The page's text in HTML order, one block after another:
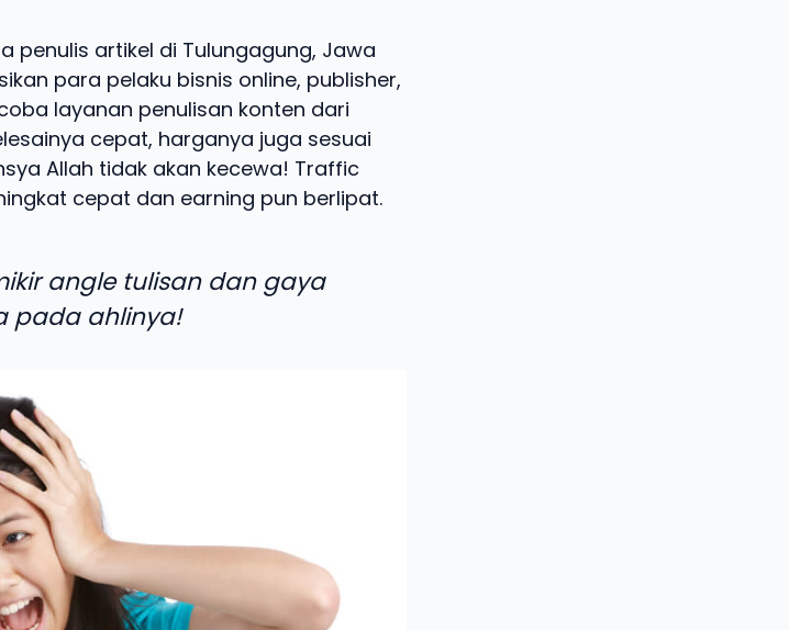
penulis artikel di Tulungagung, Jawa
para pelaku bisnis online, publisher,
layanan penulisan konten dari
cepat, harganya juga sesuai
Allah tidak akan kecewa! Traffic
cepat dan earning pun berlipat.
angle tulisan dan gaya
pada ahlinya!